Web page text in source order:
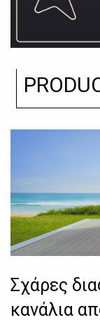
Σχάρες
κανάλια